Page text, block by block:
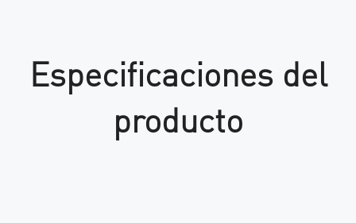
Especificaciones del
producto